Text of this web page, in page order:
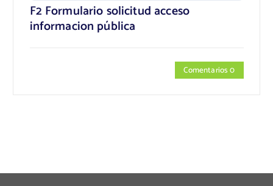
F2 Formulario solicitud acceso
informacion pública
Comentarios 0